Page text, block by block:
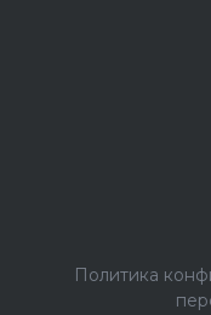
Политика